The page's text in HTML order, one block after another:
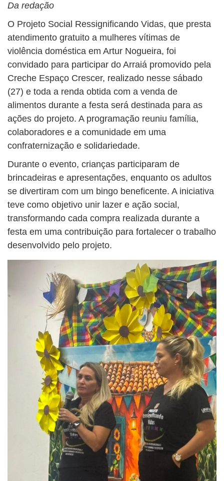
Da redação
O Projeto Social Ressignificando Vidas, que presta
atendimento gratuito a mulheres vítimas de
violência doméstica em Artur Nogueira, foi
convidado para participar do Arraiá promovido pela
Creche Espaço Crescer, realizado nesse sábado
(27) e toda a renda obtida com a venda de
alimentos durante a festa será destinada para as
ações do projeto. A programação reuniu família,
colaboradores e a comunidade em uma
confraternização e solidariedade.
Durante o evento, crianças participaram de
brincadeiras e apresentações, enquanto os adultos
se divertiram com um bingo beneficente. A iniciativa
teve como objetivo unir lazer e ação social,
transformando cada compra realizada durante a
festa em uma contribuição para fortalecer o trabalho
desenvolvido pelo projeto.